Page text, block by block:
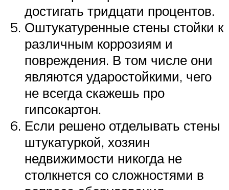
достигать тридцати процентов.
Оштукатуренные стены стойки к
различным коррозиям и
повреждения. В том числе они
являются ударостойкими, чего
не всегда скажешь про
гипсокартон.
Если решено отделывать стены
штукатуркой, хозяин
недвижимости никогда не
столкнется со сложностями в